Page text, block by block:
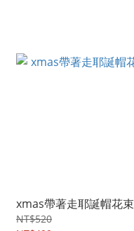
xmas帶著走耶誕帽花束
NT$520